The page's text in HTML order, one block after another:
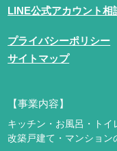
LINE公式アカウント相
プライバシーポリシー
サイトマップ
【事業内容】
キッチン・お風呂・ト
改築戸建て・マンショ